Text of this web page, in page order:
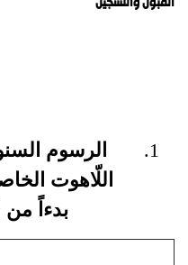
الرسوم
اللّاهوت
بدءاً من العام